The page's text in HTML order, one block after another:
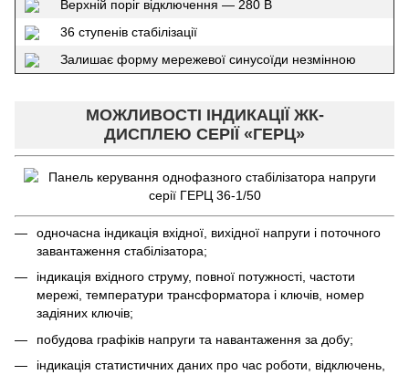
Верхній поріг відключення — 280 В
36 ступенів стабілізації
Залишає форму мережевої синусоїди незмінною
МОЖЛИВОСТІ ІНДИКАЦІЇ ЖК-
ДИСПЛЕЮ СЕРІЇ «ГЕРЦ»
одночасна індикація вхідної, вихідної напруги і поточного
завантаження стабілізатора;
індикація вхідного струму, повної потужності, частоти
мережі, температури трансформатора і ключів, номер
задіяних ключів;
побудова графіків напруги та навантаження за добу;
індикація статистичних даних про час роботи, відключень,